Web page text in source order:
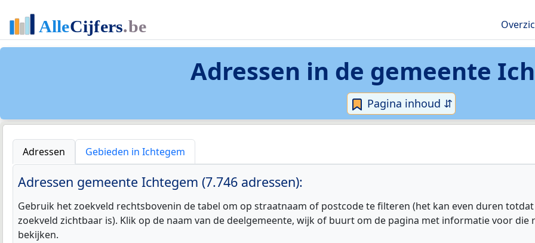
Adressen in de gemeente
Pagina inhoud ⇵
Adressen Gebieden in Ichtegem
Adressen gemeente Ichtegem (7.746 adressen):
Gebruik het zoekveld rechtsbovenin de tabel om op straatnaam of postcode te filteren (het kan even duren
zoekveld zichtbaar is). Klik op de naam van de deelgemeente, wijk of buurt om de pagina met informatie voor die
bekijken.